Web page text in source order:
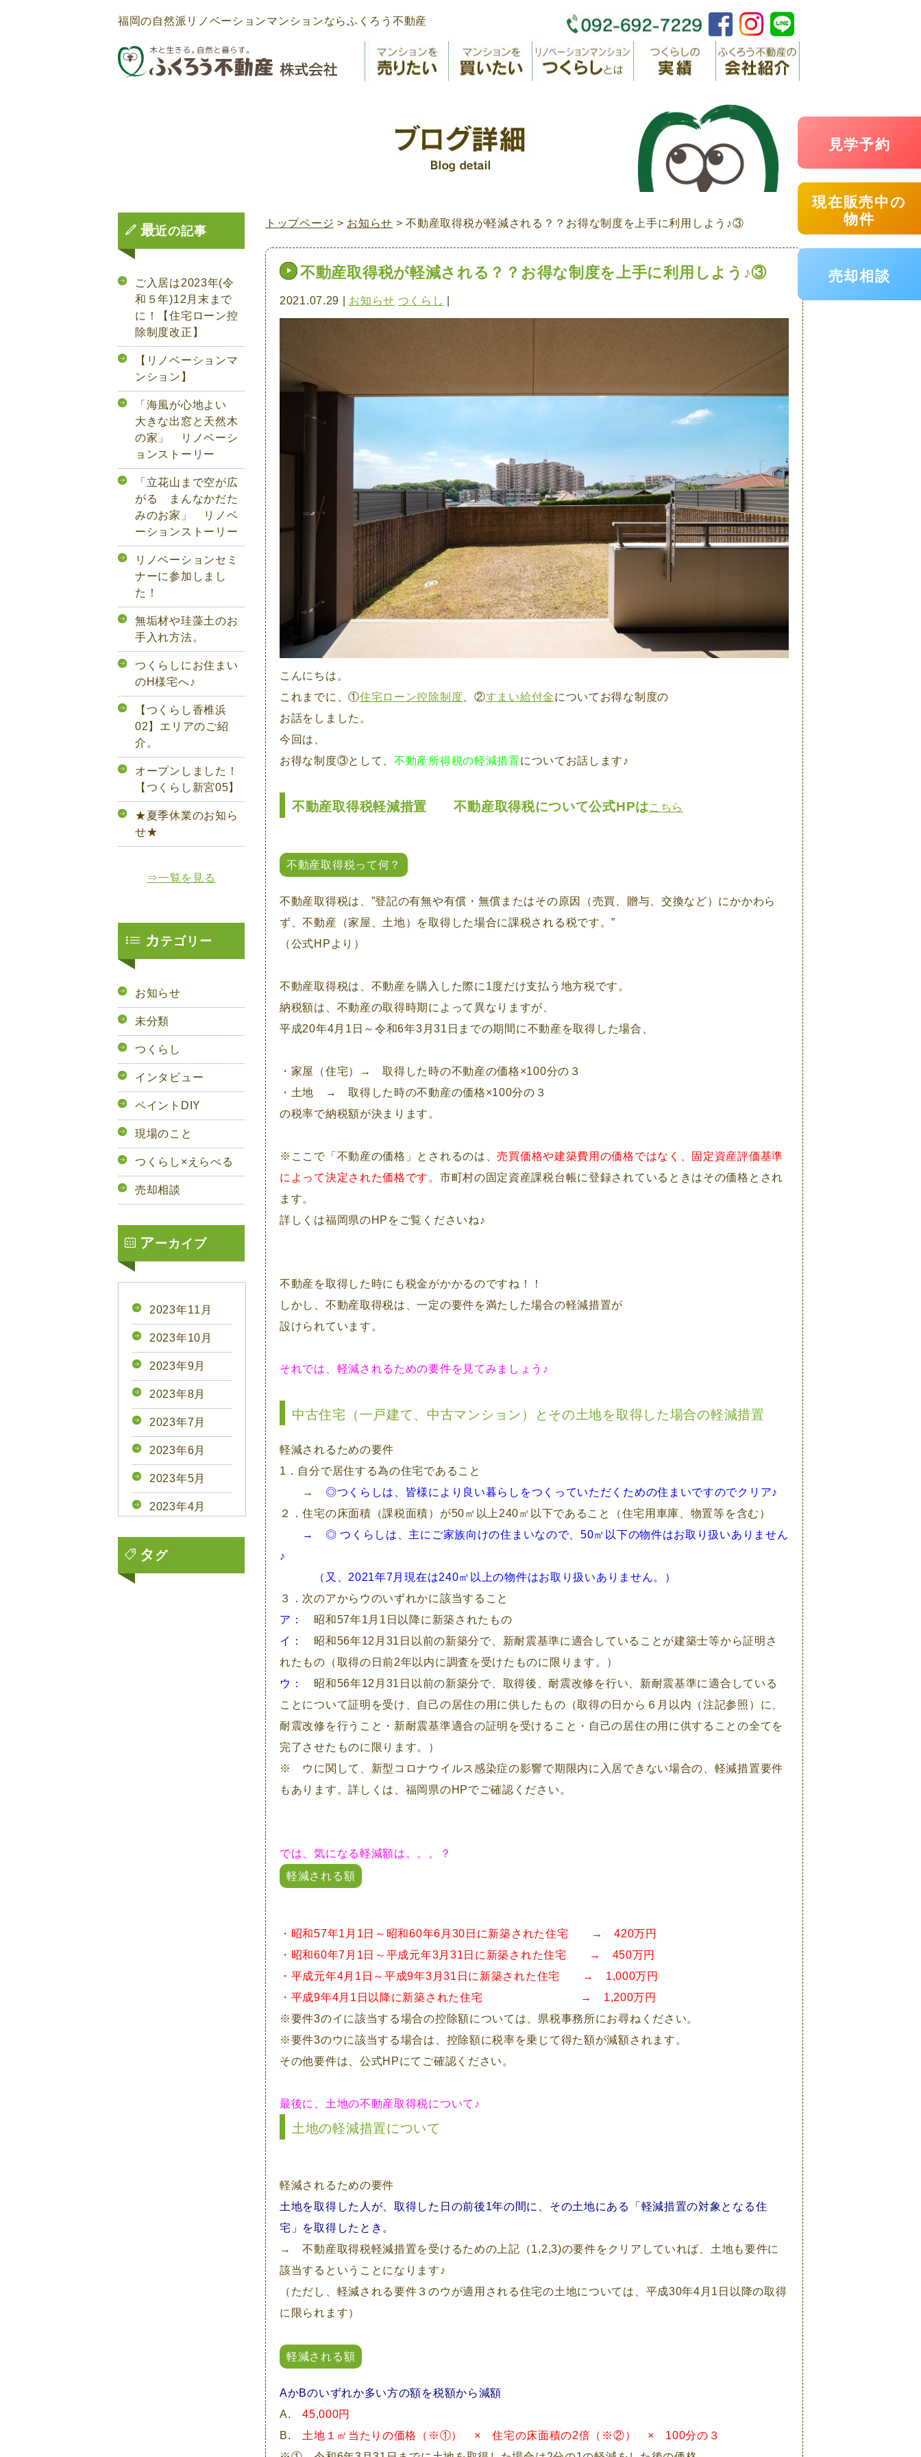
福岡の自然派リノベーションマンションならふくろう不動産
見学予約
現在販売中の
物件
売却相談
トップページ > お知らせ > 不動産取得税が軽減される？？お得な制度を上手に利用しよう♪③
不動産取得税が軽減される？？お得な制度を上手に利用しよう♪③
2021.07.29 | お知らせ つくらし
こんにちは。
これまでに、①住宅ローン控除制度 、②すまい給付金についてお得な制度の
お話をしました。
今回は、
お得な制度③として、不動産所得税の軽減措置についてお話します♪
不動産取得税軽減措置 不動産取得税について公式HPは こちら
不動産取得税って何？
不動産取得税は、”登記の有無や有償・無償またはその原因（売買、贈与、交換など）にかかわら
ず、不動産（家屋、土地）を取得した場合に課税される税です。”
（公式HPより）
不動産取得税は、不動産を購入した際に1度だけ支払う地方税です。
納税額は、不動産の取得時期によって異なりますが、
平成20年4月1日～令和6年3月31日までの期間に不動産を取得した場合、
・家屋（住宅）→ 取得した時の不動産の価格×100分の３
・土地 → 取得した時の不動産の価格×100分の３
の税率で納税額が決まります。
※ここで「不動産の価格」とされるのは、売買価格や建築費用の価格ではなく、固定資産評価基準
によって決定された価格です。 市町村の固定資産課税台帳に登録されているときはその価格とされ
ます。
詳しくは福岡県のHPをご覧くださいね♪
不動産を取得した時にも税金がかかるのですね！！
しかし、不動産取得税は、一定の要件を満たした場合の軽減措置が
設けられています。
それでは、軽減されるための要件を見てみましょう♪
中古住宅（一戸建て、中古マンション）とその土地を取得した場合の軽減措置
軽減されるための要件
1． 自分で居住する為の住宅であること
→ ◎つくらしは、皆様により良い暮らしをつくっていただくための住まいですのでクリア♪
２．住宅の床面積（課税面積）が50㎡以上240㎡以下であること（住宅用車庫、物置等を含む）
→ ◎ つくらしは、主にご家族向けの住まいなので、50㎡以下の物件はお取り扱いありません
♪
（又、2021年7月現在は240㎡以上の物件はお取り扱いありません。）
３．次のアからウのいずれかに該当すること
ア：
昭和57年1月1日以降に新築されたもの
イ：
昭和56年12月31日以前の新築分で、新耐震基準に適合していることが建築士等から証明さ
れたもの（取得の日前2年以内に調査を受けたものに限ります。）
ウ：
昭和56年12月31日以前の新築分で、取得後、耐震改修を行い、新耐震基準に適合している
ことについて証明を受け、自己の居住の用に供したもの（取得の日から６月以内（注記参照）に、
耐震改修を行うこと・新耐震基準適合の証明を受けること・自己の居住の用に供することの全てを
完了させたものに限ります。）
※ ウに関して、新型コロナウイルス感染症の影響で期限内に入居できない場合の、軽減措置要件
もあります。詳しくは、福岡県のHPでご確認ください。
では、気になる軽減額は。。。？
軽減される額
・昭和57年1月1日～昭和60年6月30日に新築された住宅 → 420万円
・昭和60年7月1日～平成元年3月31日に新築された住宅 → 450万円
・平成元年4月1日～平成9年3月31日に新築された住宅 → 1,000万円
・平成9年4月1日以降に新築された住宅 → 1,200万円
※要件3のイに該当する場合の控除額については、県税事務所にお尋ねください。
※要件3のウに該当する場合は、控除額に税率を乗じて得た額が減額されます。
その他要件は、公式HPにてご確認ください。
最後に、土地の不動産取得税について♪
土地の軽減措置について
軽減されるための要件
土地を取得した人が、取得した日の前後1年の間に、その土地にある「軽減措置の対象となる住
宅」を取得したとき。
→ 不動産取得税軽減措置を受けるための上記（1,2,3)の要件をクリアしていれば、土地も要件に
該当するということになります♪
（ただし、軽減される要件３のウが適用される住宅の土地については、平成30年4月1日以降の取得
に限られます）
軽減される額
AかBのいずれか多い方の額を税額から減額
A.45,000円
B. 土地１㎡当たりの価格（※①） × 住宅の床面積の2倍（※②） × 100分の３
最近の記事
ご入居は2023年(令
和５年)12月末まで
に！【住宅ローン控
除制度改正】
【リノベーションマ
ンション】
「海風が心地よい
大きな出窓と天然木
の家」 リノベーシ
ョンストーリー
「立花山まで空が広
がる まんなかだた
みのお家」 リノベ
ーションストーリー
リノベーションセミ
ナーに参加しまし
た！
無垢材や珪藻土のお
手入れ方法。
つくらしにお住まい
のH様宅へ♪
【つくらし香椎浜
02】エリアのご紹
介。
オープンしました！
【つくらし新宮05】
★夏季休業のお知ら
せ★
⇒一覧を見る
カ テゴリー
お知らせ
未分類
つくらし
インタビュー
ペイントDIY
現場のこと
つくらし×えらべる
売却相談
アーカイブ
2023年11月
2023年10月
2023年9月
2023年8月
2023年7月
2023年6月
2023年5月
2023年4月
2023年3月
2023年2月
タ グ